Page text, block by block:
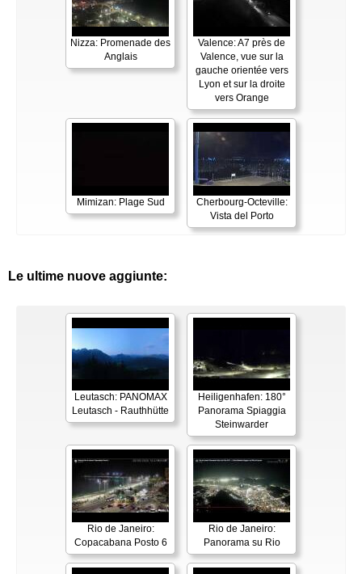
Nizza: Promenade des
Anglais
Valence: A7 près de
Valence, vue sur la
gauche orientée vers
Lyon et sur la droite
vers Orange
Mimizan: Plage Sud
Cherbourg-Octeville:
Vista del Porto
Le ultime nuove aggiunte:
Leutasch: PANOMAX
Leutasch - Rauthhütte
Heiligenhafen: 180°
Panorama Spiaggia
Steinwarder
Rio de Janeiro:
Copacabana Posto 6
Rio de Janeiro:
Panorama su Rio